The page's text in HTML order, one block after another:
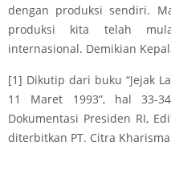
dengan produksi sendiri.
produksi kita telah
internasional. Demikian
[1] Dikutip dari buku “Jejak
11 Maret 1993”, hal 33-
Dokumentasi Presiden RI,
diterbitkan PT. Citra